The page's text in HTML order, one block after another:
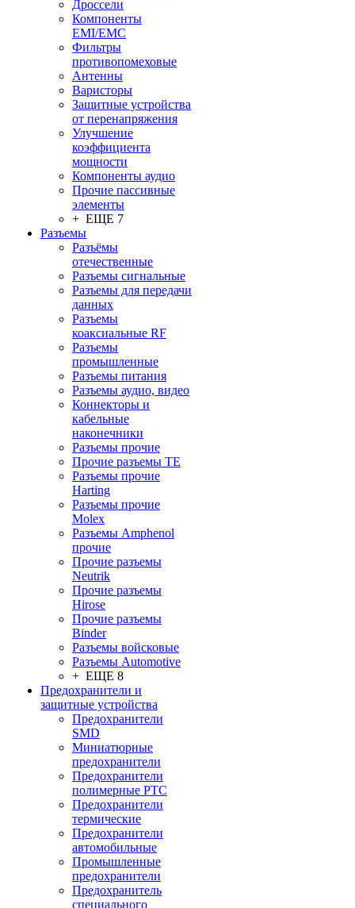
Дроссели
Компоненты
EMI/EMC
Фильтры
противопомеховые
Антенны
Варисторы
Защитные устройства
от перенапряжения
Улучшение
коэффициента
мощности
Компоненты аудио
Прочие пассивные
элементы
+ ЕЩЕ 7
Разъeмы
Разъёмы
отечественные
Разъeмы сигнальные
Разъeмы для передачи
данных
Разъeмы
коаксиальные RF
Разъeмы
промышленные
Разъeмы питания
Разъeмы аудио, видео
Коннекторы и
кабельные
наконечники
Разъeмы прочие
Прочие разъемы TE
Разъемы прочие
Harting
Разъемы прочие
Molex
Разъемы Amphenol
прочие
Прочие разъемы
Neutrik
Прочие разъемы
Hirose
Прочие разъемы
Binder
Разъемы войсковые
Разъeмы Automotive
+ ЕЩЕ 8
Предохранители и
защитные устройства
Предохранители
SMD
Миниатюрные
предохранители
Предохранители
полимерные PTC
Предохранители
термические
Предохранители
автомобильные
Промышленные
предохранители
Предохранитель
специального